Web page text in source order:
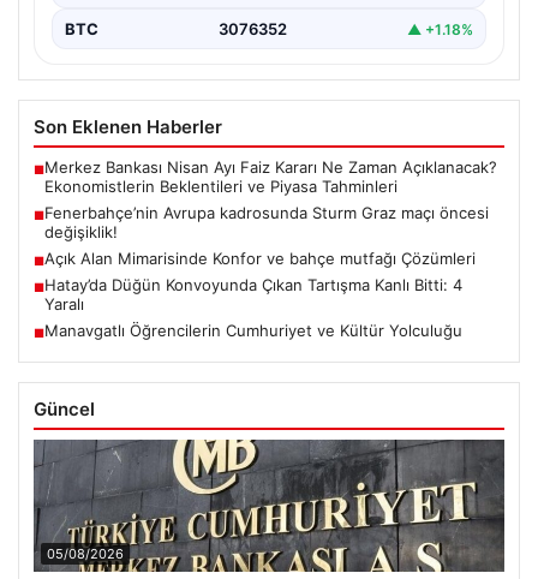
BTC 3076352 ▲ +1.18%
Son Eklenen Haberler
■Merkez Bankası Nisan Ayı Faiz Kararı Ne Zaman Açıklanacak?
Ekonomistlerin Beklentileri ve Piyasa Tahminleri
■Fenerbahçe’nin Avrupa kadrosunda Sturm Graz maçı öncesi
değişiklik!
■Açık Alan Mimarisinde Konfor ve bahçe mutfağı Çözümleri
■Hatay’da Düğün Konvoyunda Çıkan Tartışma Kanlı Bitti: 4
Yaralı
■Manavgatlı Öğrencilerin Cumhuriyet ve Kültür Yolculuğu
Güncel
05/08/2026